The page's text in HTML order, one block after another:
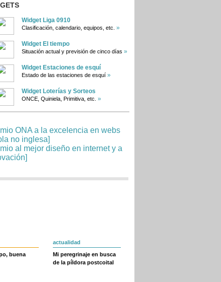
Widget Liga 0910
Clasificación, calendario, equipos, etc. »
Widget El tiempo
Situación actual y previsión de cinco días »
Widget Estaciones de esquí
Estado de las estaciones de esquí »
Widget Loterías y Sorteos
ONCE, Quiniela, Primitiva, etc. »
buena
actualidad
Mi peregrinaje en busca
de la píldora postcoital